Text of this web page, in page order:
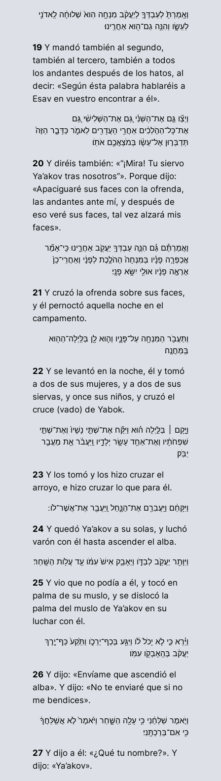
וְאָֽמַרְתָּ֙ לְעַבְדְּךָ֣ לְיַעֲקֹ֔ב מִנְחָ֥ה הִוא֙ שְׁלוּחָ֔ה לַֽאדֹנִ֖י
לְעֵשָׂ֑ו וְהִנֵּ֥ה גַם־ה֖וּא אַחֲרֵֽינוּ׃
19 Y mandó también al segundo,
también al tercero, también a todos
los andantes después de los hatos, al
decir: «Según ésta palabra hablaréis a
Esav en vuestro encontrar a él».
וַיְצַ֞ו גַּ֣ם אֶת־הַשֵּׁנִ֗י גַּ֚ם אֶת־הַשְּׁלִישִׁ֔י גַּ֚ם
אֶת־כָּל־הַהֹ֣לְכִ֔ים אַחֲרֵ֥י הָעֲדָרִ֖ים לֵאמֹ֑ר כַּדָּבָ֤ר הַזֶּה֙
תְּדַבְּר֣וּן אֶל־עֵשָׂ֔ו בְּמֹצַאֲכֶ֖ם אֹתֹֽו׃
20 Y diréis también: «“¡Mira! Tu siervo
Ya’akov tras nosotros”». Porque dijo:
«Apaciguaré sus faces con la ofrenda,
las andantes ante mí, y después de
eso veré sus faces, tal vez alzará mis
faces».
וַאֲמַרְתֶּ֕ם גַּ֗ם הִנֵּ֛ה עַבְדְּךָ֥ יַעֲקֹ֖ב אַחֲרֵ֑ינוּ כִּֽי־אָמַ֞ר
אֲכַפְּרָ֣ה פָנָ֗יו בַּמִּנְחָה֙ הַהֹלֶ֣כֶת לְפָנָ֔י וְאַחֲרֵי־כֵן֙
אֶרְאֶ֣ה פָנָ֔יו אוּלַ֖י יִשָּׂ֥א פָנָֽי׃
21 Y cruzó la ofrenda sobre sus faces,
y él pernoctó aquella noche en el
campamento.
וַתַּעֲבֹ֥ר הַמִּנְחָ֖ה עַל־פָּנָ֑יו וְה֛וּא לָ֥ן בַּלַּֽיְלָה־הַה֖וּא
בַּֽמַּחֲנֶֽה׃
22 Y se levantó en la noche, él y tomó
a dos de sus mujeres, y a dos de sus
siervas, y once sus niños, y cruzó el
cruce (vado) de Yabok.
וַיָּ֣קָם ׀ בַּלַּ֣יְלָה ה֗וּא וַיִּקַּ֞ח אֶת־שְׁתֵּ֤י נָשָׁיו֙ וְאֶת־שְׁתֵּ֣י
שִׁפְחֹתָ֔יו וְאֶת־אַחַ֥ד עָשָׂ֖ר יְלָדָ֑יו וַֽיַּעֲבֹ֔ר אֵ֖ת מַעֲבַ֥ר
יַבֹּֽק׃
23 Y los tomó y los hizo cruzar el
arroyo, e hizo cruzar lo que para él.
וַיִּקָּחֵ֔ם וַיַּֽעֲבִרֵ֖ם אֶת־הַנָּ֑חַל וַֽיַּעֲבֵ֖ר אֶת־אֲשֶׁר־לֹו ׃
24 Y quedó Ya’akov a su solas, y luchó
varón con él hasta ascender el alba.
וַיִּוָּתֵ֥ר יַעֲקֹ֖ב לְבַדֹּ֑ו וַיֵּאָבֵ֥ק אִישׁ֙ עִמֹּ֔ו עַ֖ד עֲלֹ֥ות הַשָּֽׁחַר׃
25 Y vio que no podía a él, y tocó en
palma de su muslo, y se dislocó la
palma del muslo de Ya’akov en su
luchar con él.
וַיַּ֗רְא כִּ֣י לֹ֤א יָכֹל֙ לֹ֔ו וַיִּגַּ֖ע בְּכַף־יְרֵכֹ֑ו וַתֵּ֙קַע֙ כַּף־יֶ֣רֶךְ
יַעֲקֹ֔ב בְּהֵֽאָבְקֹ֖ו עִמֹּֽו׃
26 Y dijo: «Envíame que ascendió el
alba». Y dijo: «No te enviaré que si no
me bendices».
וַיֹּ֣אמֶר שַׁלְּחֵ֔נִי כִּ֥י עָלָ֖ה הַשָּׁ֑חַר וַיֹּ֙אמֶר֙ לֹ֣א אֲשַֽׁלֵּחֲךָ֔
כִּ֖י אִם־בֵּרַכְתָּֽנִי׃
27 Y dijo a él: «¿Qué tu nombre?». Y
dijo: «Ya’akov».